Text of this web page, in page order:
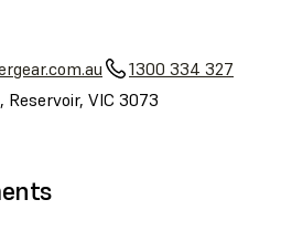
1300 334 327
Reservoir, VIC 3073